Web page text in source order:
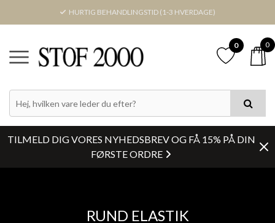
HURTIG BEHANDLINGSTID (1-3 HVERDAGE)
0 0
TILMELD DIG VORES NYHEDSBREV OG FÅ 15% PÅ DIN
FØRSTE ORDRE
RUND ELASTIK
PRIS
FARVE